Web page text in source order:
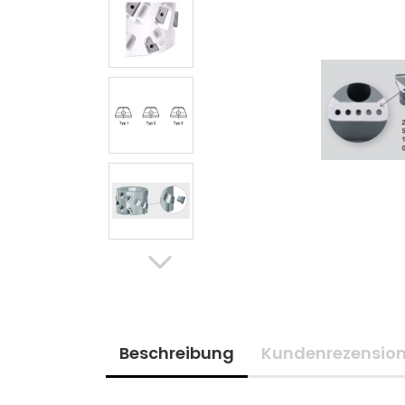
Beschreibung